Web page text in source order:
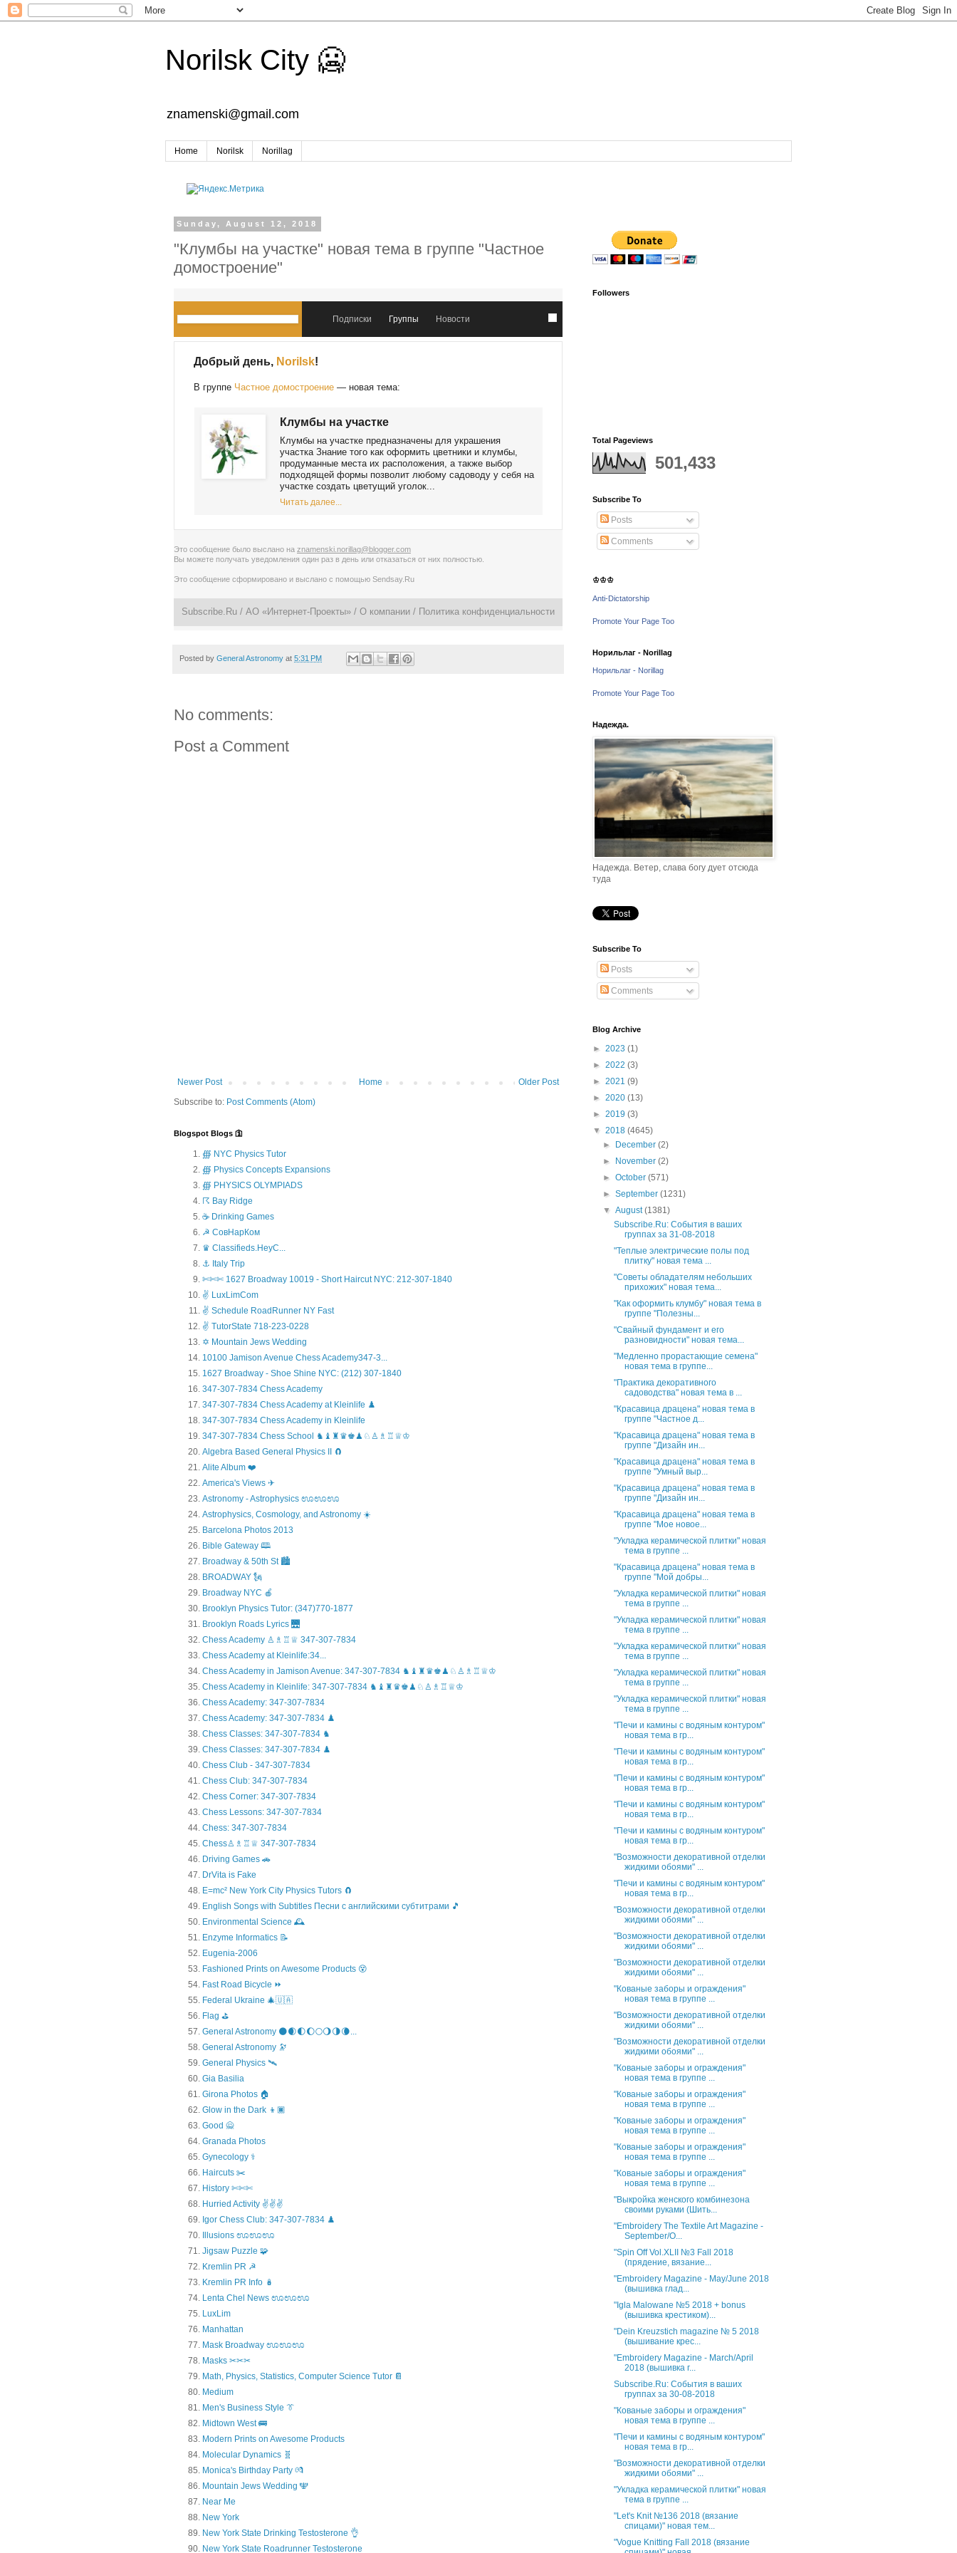
Norilsk City 🥶
znamenski@gmail.com
Home Norilsk Norillag
Sunday, August 12, 2018
"Клумбы на участке" новая тема в группе "Частное
домостроение"
Подписки Группы Новости
Добрый день, Norilsk!
В группе Частное домостроение — новая тема:
Клумбы на участке
Клумбы на участке предназначены для украшения
участка Знание того как оформить цветники и клумбы,
продуманные места их расположения, а также выбор
подходящей формы позволит любому садоводу у себя на
участке создать цветущий уголок...
Читать далее...
Это сообщение было выслано на znamenski.norillag@blogger.com
Вы можете получать уведомления один раз в день или отказаться от них полностью
Это сообщение сформировано и выслано с помощью Sendsay.Ru
Subscribe.Ru / АО «Интернет-Проекты» / О компании / Политика конфиденциальности
Posted by General Astronomy at 5:31 PM
No comments:
Post a Comment
Newer Post Older Post
Home
Subscribe to: Post Comments (Atom)
Blogspot Blogs 🛐
∰ NYC Physics Tutor
∰ Physics Concepts Expansions
∰ PHYSICS OLYMPIADS
☈ Bay Ridge
☕ Drinking Games
☭ СовНарКом
♛ Classifieds.HeyC...
⚓ Italy Trip
✄✄✄ 1627 Broadway 10019 - Short Haircut NYC: 212-307-1840
✌ LuxLimCom
✌ Schedule RoadRunner NY Fast
✌ TutorState 718-223-0228
✡ Mountain Jews Wedding
10100 Jamison Avenue Chess Academy347-3...
1627 Broadway - Shoe Shine NYC: (212) 307-1840
347-307-7834 Chess Academy
347-307-7834 Chess Academy at Kleinlife ♟️
347-307-7834 Chess Academy in Kleinlife
347-307-7834 Chess School ♞♝♜♛♚♟♘♙♗♖♕♔
Algebra Based General Physics II 🧲
Alite Album ❤️
America's Views ✈
Astronomy - Astrophysics ಊಊಊ
Astrophysics, Cosmology, and Astronomy ☀️
Barcelona Photos 2013
Bible Gateway 🕮
Broadway & 50th St 🏙️
BROADWAY 🗽
Broadway NYC 🍎
Brooklyn Physics Tutor: (347)770-1877
Brooklyn Roads Lyrics 🌉
Chess Academy ♙♗♖♕ 347-307-7834
Chess Academy at Kleinlife:34...
Chess Academy in Jamison Avenue: 347-307-7834 ♞♝♜♛♚♟♘♙♗♖♕♔
Chess Academy in Kleinlife: 347-307-7834 ♞♝♜♛♚♟♘♙♗♖♕♔
Chess Academy: 347-307-7834
Chess Academy: 347-307-7834 ♟️
Chess Classes: 347-307-7834 ♞
Chess Classes: 347-307-7834 ♟️
Chess Club - 347-307-7834
Chess Club: 347-307-7834
Chess Corner: 347-307-7834
Chess Lessons: 347-307-7834
Chess: 347-307-7834
Chess♙♗♖♕ 347-307-7834
Driving Games 🚗
DrVita is Fake
E=mc² New York City Physics Tutors 🧲
English Songs with Subtitles Песни с английскими субтитрами 🎵
Environmental Science 🕰️
Enzyme Informatics 📝
Eugenia-2006
Fashioned Prints on Awesome Products 😵
Fast Road Bicycle ⏩
Federal Ukraine 🎄🇺🇦
Flag ⛳
General Astronomy 🌑🌒🌓🌔🌕🌖🌗🌘...
General Astronomy 🔭
General Physics 🛰
Gia Basilia
Girona Photos 🏠
Glow in the Dark 👦🏿
Good 🙅
Granada Photos
Gynecology ⚕️
Haircuts ✂️
History ✄✄✄
Hurried Activity ✌✌✌
Igor Chess Club: 347-307-7834 ♟️
Illusions ಊಊಊ
Jigsaw Puzzle 🧩
Kremlin PR ☭
Kremlin PR Info 🪆
Lenta Chel News ಊಊಊ
LuxLim
Manhattan
Mask Broadway ಊಊಊ
Masks ✂✂✂
Math, Physics, Statistics, Computer Science Tutor 📔
Medium
Men's Business Style 👔
Midtown West 🚌
Modern Prints on Awesome Products
Molecular Dynamics 🧬
Monica's Birthday Party 💏
Mountain Jews Wedding 🕎
Near Me
New York
New York State Drinking Testosterone 👌
New York State Roadrunner Testosterone
Followers
Total Pageviews
501,433
Subscribe To
Posts
Comments
♔♔♔
Anti-Dictatorship
Promote Your Page Too
Норильлаг - Norillag
Норильлаг - Norillag
Promote Your Page Too
Надежда.
Надежда. Ветер, слава богу дует отсюда
туда
Subscribe To
Posts
Comments
Blog Archive
► 2023 (1)
► 2022 (3)
► 2021 (9)
► 2020 (13)
► 2019 (3)
▼ 2018 (4645)
►
December(2)
►
November(2)
►October(571)
►September(1231)
▼August(1381)
Subscribe.Ru: События в ваших
группах за 31-08-2018
"Теплые электрические полы под
плитку" новая тема ...
"Советы обладателям небольших
прихожих" новая тема...
"Как оформить клумбу" новая тема в
группе "Полезны...
"Свайный фундамент и его
разновидности" новая тема...
"Медленно прорастающие семена"
новая тема в группе...
"Практика декоративного
садоводства" новая тема в ...
"Красавица драцена" новая тема в
группе "Частное д...
"Красавица драцена" новая тема в
группе "Дизайн ин...
"Красавица драцена" новая тема в
группе "Умный выр...
"Красавица драцена" новая тема в
группе "Дизайн ин...
"Красавица драцена" новая тема в
группе "Мое новое...
"Укладка керамической плитки" новая
тема в группе ...
"Красавица драцена" новая тема в
группе "Мой добры...
"Укладка керамической плитки" новая
тема в группе ...
"Укладка керамической плитки" новая
тема в группе ...
"Укладка керамической плитки" новая
тема в группе ...
"Укладка керамической плитки" новая
тема в группе ...
"Укладка керамической плитки" новая
тема в группе ...
"Печи и камины с водяным контуром"
новая тема в гр...
"Печи и камины с водяным контуром"
новая тема в гр...
"Печи и камины с водяным контуром"
новая тема в гр...
"Печи и камины с водяным контуром"
новая тема в гр...
"Печи и камины с водяным контуром"
новая тема в гр...
"Возможности декоративной отделки
жидкими обоями" ...
"Печи и камины с водяным контуром"
новая тема в гр...
"Возможности декоративной отделки
жидкими обоями" ...
"Возможности декоративной отделки
жидкими обоями" ...
"Возможности декоративной отделки
жидкими обоями" ...
"Кованые заборы и ограждения"
новая тема в группе ...
"Возможности декоративной отделки
жидкими обоями" ...
"Возможности декоративной отделки
жидкими обоями" ...
"Кованые заборы и ограждения"
новая тема в группе ...
"Кованые заборы и ограждения"
новая тема в группе ...
"Кованые заборы и ограждения"
новая тема в группе ...
"Кованые заборы и ограждения"
новая тема в группе ...
"Кованые заборы и ограждения"
новая тема в группе ...
"Выкройка женского комбинезона
своими руками (Шить...
"Embroidery The Textile Art Magazine -
September/O...
"Spin Off Vol.XLII №3 Fall 2018
(прядение, вязание...
"Embroidery Magazine - May/June 2018
(вышивка глад...
"Igla Malowane №5 2018 + bonus
(вышивка крестиком)...
"Dein Kreuzstich magazine № 5 2018
(вышивание крес...
"Embroidery Magazine - March/April
2018 (вышивка г...
Subscribe.Ru: События в ваших
группах за 30-08-2018
"Кованые заборы и ограждения"
новая тема в группе ...
"Печи и камины с водяным контуром"
новая тема в гр...
"Возможности декоративной отделки
жидкими обоями" ...
"Укладка керамической плитки" новая
тема в группе ...
"Let's Knit №136 2018 (вязание
спицами)" новая тем...
"Vogue Knitting Fall 2018 (вязание